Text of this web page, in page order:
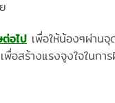
อไป เพื่อให้น้องๆผ่านจุ
อสร้างแรงจูงใจในกา